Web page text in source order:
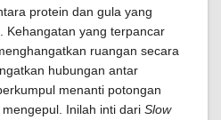
protein dan gula yang
Kehangatan yang terpancar
ruangan secara
hubungan antar
menanti potongan
Inilah inti dari Slow